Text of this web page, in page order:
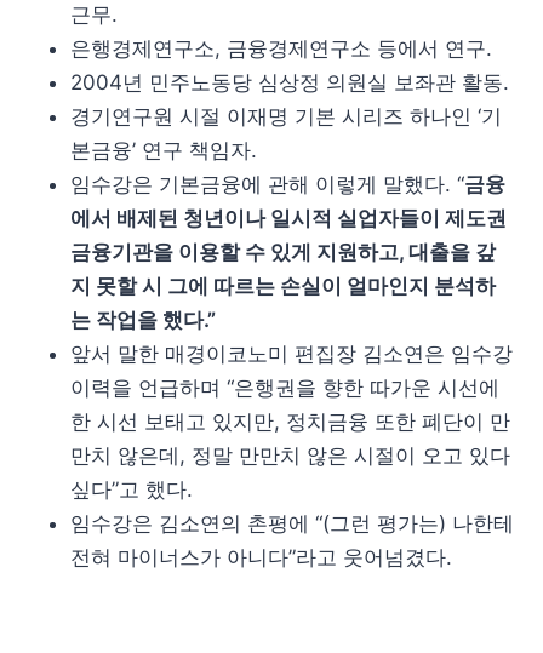
근무.
은행경제연구소, 금융경제연구소 등에서 연구.
2004년 민주노동당 심상정 의원실 보좌관 활동.
경기연구원 시절 이재명 기본 시리즈 하나인 ‘기
본금융’ 연구 책임자.
임수강은 기본금융에 관해 이렇게 말했다. “금융
에서 배제된 청년이나 일시적 실업자들이 제도권
금융기관을 이용할 수 있게 지원하고, 대출을 갚
지 못할 시 그에 따르는 손실이 얼마인지 분석하
는 작업을 했다.”
앞서 말한 매경이코노미 편집장 김소연은 임수강
이력을 언급하며 “은행권을 향한 따가운 시선에
한 시선 보태고 있지만, 정치금융 또한 폐단이 만
만치 않은데, 정말 만만치 않은 시절이 오고 있다
싶다”고 했다.
임수강은 김소연의 촌평에 “(그런 평가는) 나한테
전혀 마이너스가 아니다”라고 웃어넘겼다.